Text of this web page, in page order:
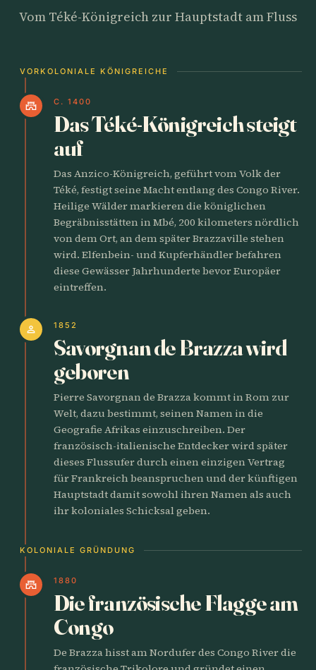
Vom Téké-Königreich zur Hauptstadt am Fluss
VORKOLONIALE KÖNIGREICHE
castle C. 1400
Das Téké-Königreich steigt
auf
Das Anzico-Königreich, geführt vom Volk der
Téké, festigt seine Macht entlang des Congo River.
Heilige Wälder markieren die königlichen
Begräbnisstätten in Mbé, 200 kilometers nördlich
von dem Ort, an dem später Brazzaville stehen
wird. Elfenbein- und Kupferhändler befahren
diese Gewässer Jahrhunderte bevor Europäer
eintreffen.
person 1852
Savorgnan de Brazza wird
geboren
Pierre Savorgnan de Brazza kommt in Rom zur
Welt, dazu bestimmt, seinen Namen in die
Geografie Afrikas einzuschreiben. Der
französisch-italienische Entdecker wird später
dieses Flussufer durch einen einzigen Vertrag
für Frankreich beanspruchen und der künftigen
Hauptstadt damit sowohl ihren Namen als auch
ihr koloniales Schicksal geben.
KOLONIALE GRÜNDUNG
castle 1880
Die französische Flagge am
Congo
De Brazza hisst am Nordufer des Congo River die